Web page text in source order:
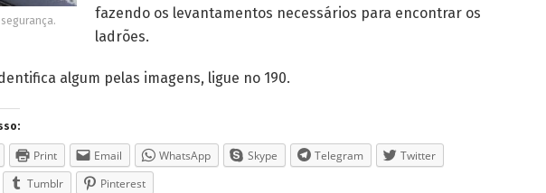
fazendo os levantamentos necessários para encontrar os
ladrões.
algum pelas imagens, ligue no 190.
Print Email WhatsApp Skype Telegram
Twitter
Tumblr Pinterest